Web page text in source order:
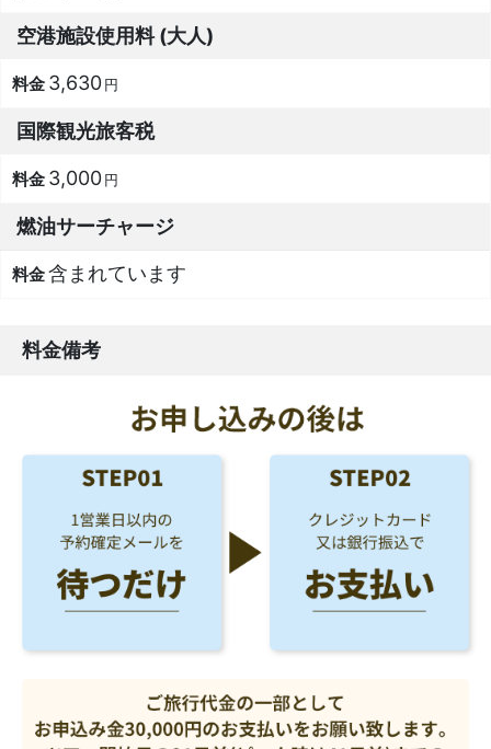
空港施設使用料 (大人)
3,630円
国際観光旅客税
3,000円
燃油サーチャージ
含まれています
料金備考